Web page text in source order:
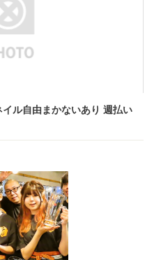
ル自由まかないあり 週払い